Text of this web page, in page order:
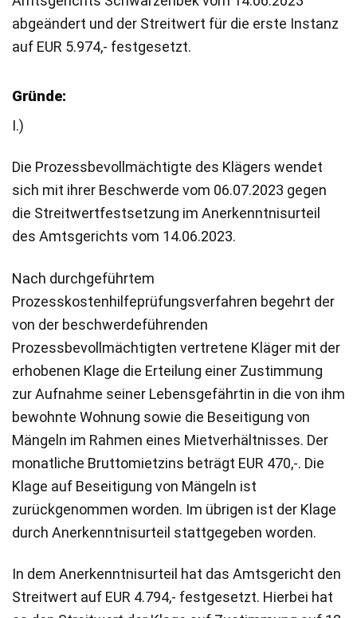
abgeändert und der Streitwert für die erste Instanz
auf EUR 5.974,- festgesetzt.
Gründe:
I.)
Die Prozessbevollmächtigte des Klägers wendet
sich mit ihrer Beschwerde vom 06.07.2023 gegen
die Streitwertfestsetzung im Anerkenntnisurteil
des Amtsgerichts vom 14.06.2023.
Nach durchgeführtem
Prozesskostenhilfeprüfungsverfahren begehrt der
von der beschwerdeführenden
Prozessbevollmächtigten vertretene Kläger mit der
erhobenen Klage die Erteilung einer Zustimmung
zur Aufnahme seiner Lebensgefährtin in die von ihm
bewohnte Wohnung sowie die Beseitigung von
Mängeln im Rahmen eines Mietverhältnisses. Der
monatliche Bruttomietzins beträgt EUR 470,-. Die
Klage auf Beseitigung von Mängeln ist
zurückgenommen worden. Im übrigen ist der Klage
durch Anerkenntnisurteil stattgegeben worden.
In dem Anerkenntnisurteil hat das Amtsgericht den
Streitwert auf EUR 4.794,- festgesetzt. Hierbei hat